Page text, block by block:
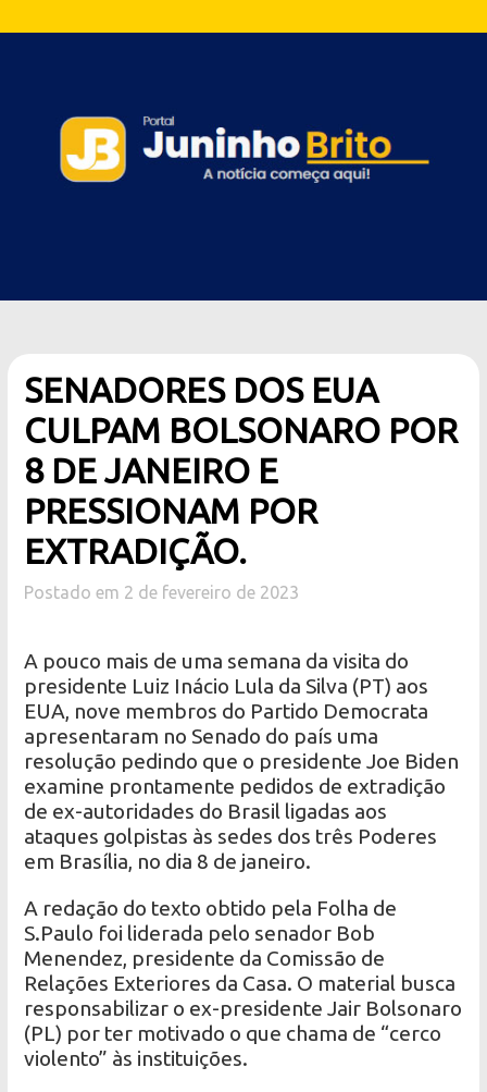
SENADORES DOS EUA
CULPAM BOLSONARO POR
8 DE JANEIRO E
PRESSIONAM POR
EXTRADIÇÃO.
Postado em 2 de fevereiro de 2023
A pouco mais de uma semana da visita do
presidente Luiz Inácio Lula da Silva (PT) aos
EUA, nove membros do Partido Democrata
apresentaram no Senado do país uma
resolução pedindo que o presidente Joe Biden
examine prontamente pedidos de extradição
de ex-autoridades do Brasil ligadas aos
ataques golpistas às sedes dos três Poderes
em Brasília, no dia 8 de janeiro.
A redação do texto obtido pela Folha de
S.Paulo foi liderada pelo senador Bob
Menendez, presidente da Comissão de
Relações Exteriores da Casa. O material busca
responsabilizar o ex-presidente Jair Bolsonaro
(PL) por ter motivado o que chama de “cerco
violento” às instituições.